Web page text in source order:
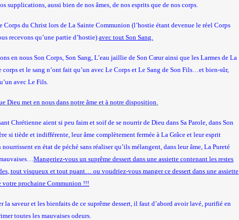
supplications, aussi bien de nos âmes, de nos esprits que de nos corps.
Corps du Christ lors deLa Sainte Communion (l’hostie étant devenue le réel Corps
recevons qu’une partie d’hostie)avec tout Son Sang.
en nous Son Corps, Son Sang, L’eau jaillie de Son Cœur ainsi que les Larmes deLa
et le sang n’ont fait qu’un avec Le Corps et Le Sang de Son Fils…et bien-sûr,
avec Le Fils.
Dieu met en nous dans notre âme et à notre disposition.
Chrétienne aient si peu faim et soif de se nourrir de Dieu dans Sa Parole, dans Son
si tiède et indifférente, leur âme complètement fermée à La Grâce et leur esprit
en état de péché sans réaliser qu’ils mélangent, dans leur âme,La Pureté
Mangeriez-vous un suprême dessert dans une assiette contenant les restes
tout visqueux et tout puant… ou voudriez-vous manger ce dessert dans une assiette
votre prochaine Communion !!!
saveur et les bienfaits de ce suprême dessert, il faut d’abord avoir lavé, purifié en
toutes les mauvaises odeurs.